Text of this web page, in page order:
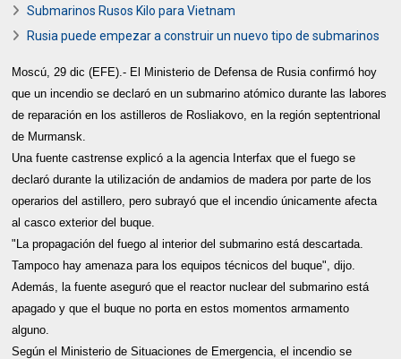
Submarinos Rusos Kilo para Vietnam
Rusia puede empezar a construir un nuevo tipo de submarinos
Moscú, 29 dic (EFE).- El Ministerio de Defensa de Rusia confirmó hoy
que un incendio se declaró en un submarino atómico durante las labores
de reparación en los astilleros de Rosliakovo, en la región septentrional
de Murmansk.
Una fuente castrense explicó a la agencia Interfax que el fuego se
declaró durante la utilización de andamios de madera por parte de los
operarios del astillero, pero subrayó que el incendio únicamente afecta
al casco exterior del buque.
"La propagación del fuego al interior del submarino está descartada.
Tampoco hay amenaza para los equipos técnicos del buque", dijo.
Además, la fuente aseguró que el reactor nuclear del submarino está
apagado y que el buque no porta en estos momentos armamento
alguno.
Según el Ministerio de Situaciones de Emergencia, el incendio se